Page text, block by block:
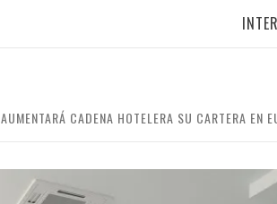
AUMENTARÁ CADENA HOTELERA SU CARTERA EN